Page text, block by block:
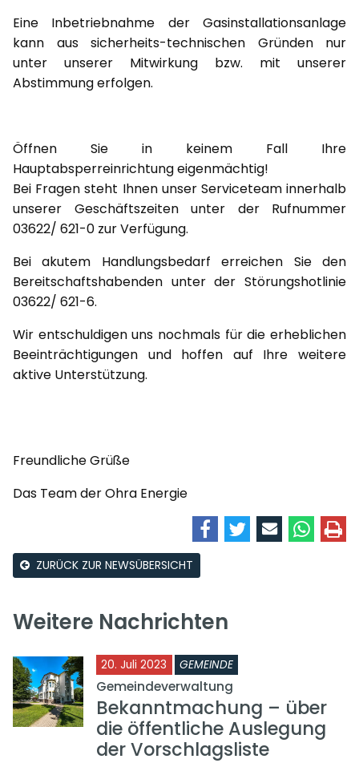
Eine Inbetriebnahme der Gasinstallationsanlage
kann aus sicherheits-technischen Gründen nur
unter unserer Mitwirkung bzw. mit unserer
Abstimmung erfolgen.
Öffnen Sie in keinem Fall Ihre
Hauptabsperreinrichtung eigenmächtig!
Bei Fragen steht Ihnen unser Serviceteam innerhalb
unserer Geschäftszeiten unter der Rufnummer
03622/ 621-0 zur Verfügung.
Bei akutem Handlungsbedarf erreichen Sie den
Bereitschaftshabenden unter der Störungshotlinie
03622/ 621-6.
Wir entschuldigen uns nochmals für die erheblichen
Beeinträchtigungen und hoffen auf Ihre weitere
aktive Unterstützung.
Freundliche Grüße
Das Team der Ohra Energie
ZURÜCK ZUR NEWSÜBERSICHT
Weitere Nachrichten
20. Juli 2023 GEMEINDE
Gemeindeverwaltung
Bekanntmachung – über
die öffentliche Auslegung
der Vorschlagsliste